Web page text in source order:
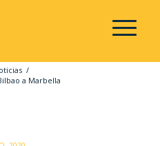
/
a Marbella